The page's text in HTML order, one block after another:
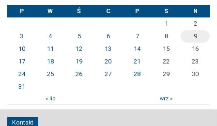
P W Ś C P S
N
1
2
3
4 5 6 7 8
9
10
11 12 13 14 15
16
17
18 19 20 21 22
23
24
25 26 27 28 29
30
31
« lip wrz »
Kontakt